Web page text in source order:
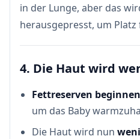
in der Lunge, aber das
herausgepresst, um
4. Die Haut wird
Fettreserven
um das Baby
Die Haut wird nun